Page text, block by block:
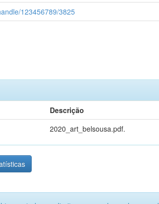
123456789/3825
Descrição
2020_art_belsousa.pdf.